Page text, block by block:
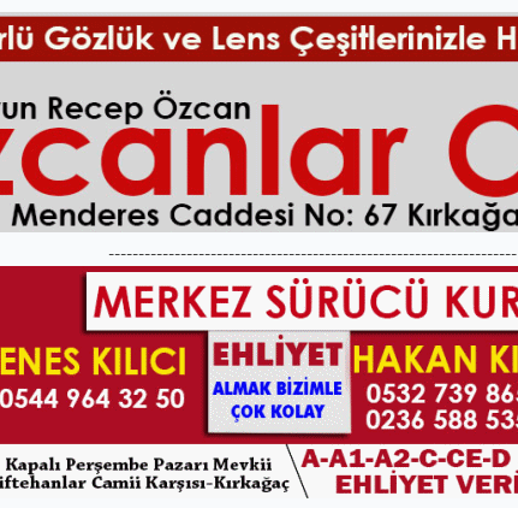
--------------------------------------------------------------------